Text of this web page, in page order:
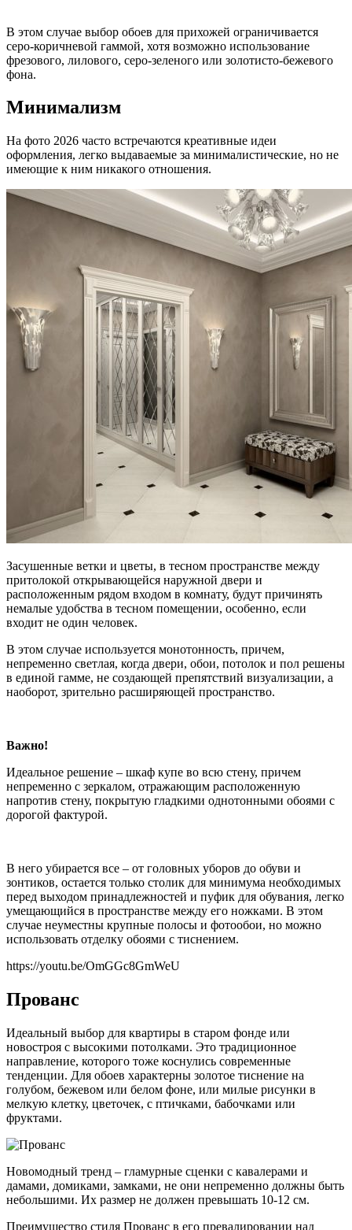
В этом случае выбор обоев для прихожей ограничивается
серо-коричневой гаммой, хотя возможно использование
фрезового, лилового, серо-зеленого или золотисто-бежевого
фона.
Минимализм
На фото 2026 часто встречаются креативные идеи
оформления, легко выдаваемые за минималистические, но не
имеющие к ним никакого отношения.
Засушенные ветки и цветы, в тесном пространстве между
притолокой открывающейся наружной двери и
расположенным рядом входом в комнату, будут причинять
немалые удобства в тесном помещении, особенно, если
входит не один человек.
В этом случае используется монотонность, причем,
непременно светлая, когда двери, обои, потолок и пол решены
в единой гамме, не создающей препятствий визуализации, а
наоборот, зрительно расширяющей пространство.
Важно!
Идеальное решение – шкаф купе во всю стену, причем
непременно с зеркалом, отражающим расположенную
напротив стену, покрытую гладкими однотонными обоями с
дорогой фактурой.
В него убирается все – от головных уборов до обуви и
зонтиков, остается только столик для минимума необходимых
перед выходом принадлежностей и пуфик для обувания, легко
умещающийся в пространстве между его ножками. В этом
случае неуместны крупные полосы и фотообои, но можно
использовать отделку обоями с тиснением.
https://youtu.be/OmGGc8GmWeU
Прованс
Идеальный выбор для квартиры в старом фонде или
новостроя с высокими потолками. Это традиционное
направление, которого тоже коснулись современные
тенденции. Для обоев характерны золотое тиснение на
голубом, бежевом или белом фоне, или милые рисунки в
мелкую клетку, цветочек, с птичками, бабочками или
фруктами.
Новомодный тренд – гламурные сценки с кавалерами и
дамами, домиками, замками, не они непременно должны быть
небольшими. Их размер не должен превышать 10-12 см.
Преимущество стиля Прованс в его превалировании над